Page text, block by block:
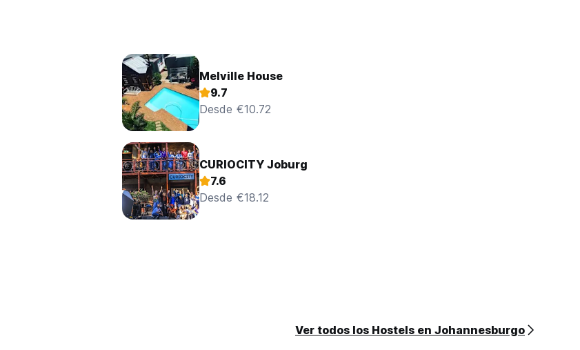
Melville House
9.7
Desde €10.72
CURIOCITY Joburg
7.6
Desde €18.12
Ver todos los Hostels en Johannesburgo